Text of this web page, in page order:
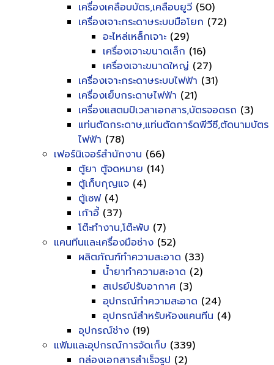
เครื่องเคลือบบัตร,เคลือบยูวี (50)
เครื่องเจาะกระดาษระบบมือโยก (72)
อะไหล่เหล็กเจาะ (29)
เครื่องเจาะขนาดเล็ก (16)
เครื่องเจาะขนาดใหญ่ (27)
เครื่องเจาะกระดาษระบบไฟฟ้า (31)
เครื่องเย็บกระดาษไฟฟ้า (21)
เครื่องแสตมป์เวลาเอกสาร,บัตรจอดรถ (3)
แท่นตัดกระดาษ,แท่นตัดการ์ดพีวีซี,ตัดนามบัตร
ไฟฟ้า (78)
เฟอร์นิเจอร์สำนักงาน (66)
ตู้ยา ตู้จดหมาย (14)
ตู้เก็บกุญแจ (4)
ตู้เซฟ(4)
เก้าอี้ (37)
โต๊ะทำงาน,โต๊ะพับ (7)
แคนทีนและเครื่องมือช่าง (52)
ผลิตภัณฑ์ทำความสะอาด (33)
น้ำยาทำความสะอาด (2)
สเปรย์ปรับอากาศ (3)
อุปกรณ์ทำความสะอาด (24)
อุปกรณ์สำหรับห้องแคนทีน (4)
อุปกรณ์ช่าง (19)
แฟ้มและอุปกรณ์การจัดเก็บ (339)
กล่องเอกสารสำเร็จรูป (2)